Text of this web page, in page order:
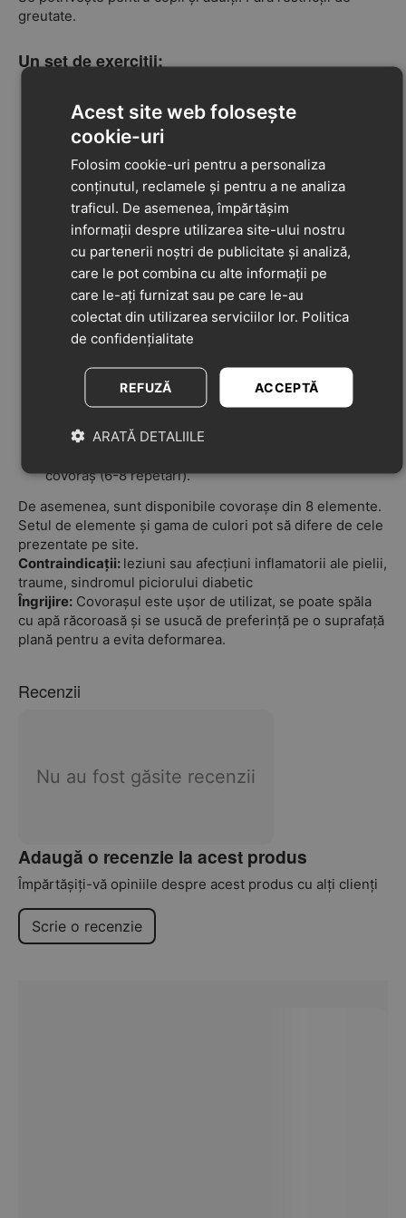
greutate.
Un set de exerciții:
Poziția inițială — stând în picioare, ridicarea pe
vârfuri (7-9 repetări).
Poziția inițială — stând în picioare, trecerea de pe
călcâie pe vârfuri și înapoi (7-9 repetări).
Mers cu pas încrucișat pe covoraș (7-9 repetări).
Mers pe partea interioară a tălpii (7-9 repetări).
Mers pe partea exterioară a tălpii (7-9 repetări).
Mers pe vârfuri (30-60 de secunde).
Poziția inițială — stând în picioare, genuflexiuni,
menținând întreaga talpă pe pământ, fără să se ridice
călcâiul de pe covoraș (7-9 repetări).
Poziția inițială — stând în picioare, menținerea
echilibrului pe un picior (7-9 repetări).
Sărituri de pe o placă pe alta (7-9 repetări).
picior pe altul (6-8 repetări)
covoraș (6-8 repetări).
De asemenea, sunt disponibile covorașe din 8 elemente.
Setul de elemente și gama de culori pot să difere de cele
prezentate pe site.
Contraindicații: leziuni sau afecțiuni inflamatorii ale pielii,
traume, sindromul piciorului diabetic
Îngrijire: Covorașul este ușor de utilizat, se poate spăla
cu apă răcoroasă și se usucă de preferință pe o suprafață
plană pentru a evita deformarea.
Recenzii
Nu au fost găsite recenzii
Adaugă o recenzie la acest produs
Împărtășiți-vă opiniile despre acest produs cu alți clienți
Scrie o recenzie
Acest site web folosește
cookie-uri
Folosim cookie-uri pentru a personaliza
conținutul, reclamele și pentru a ne analiza
traficul. De asemenea, împărtășim
informații despre utilizarea site-ului nostru
cu partenerii noștri de publicitate și analiză,
care le pot combina cu alte informații pe
care le-ați furnizat sau pe care le-au
colectat din utilizarea serviciilor lor. Politica
de confidențialitate
ACCEPTĂ
REFUZĂ
ARATĂ DETALIILE